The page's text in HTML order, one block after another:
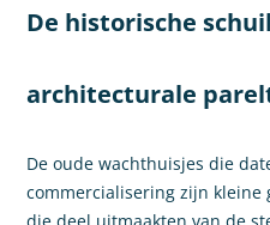
De historische
architecturale
De oude wachthuisjes die
commercialisering zijn kleine